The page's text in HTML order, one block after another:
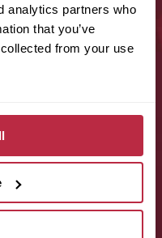
analytics partners who
that you’ve
from your use